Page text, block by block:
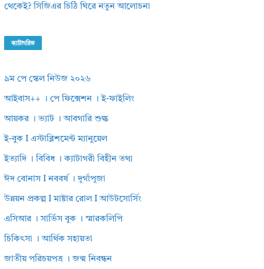
থেকেই? সিজিএর চিঠি ঘিরে নতুন আলোচনা
ক্যাটাগরিজ
৯ম পে স্কেল নিউজ ২০২৬
আইবাস++ । পে ফিক্সেশন । ই-ফাইলিং
আয়কর । ভ্যাট । আবগারি শুল্ক
ই-বুক I এস্টাব্লিশমেন্ট ম্যানুয়েল
ইত্যাদি । বিবিধ । ক্যাটাগরী বিহীন তথ্য
ঈদ বোনাস I নববর্ষ । দূর্গাপূজা
উন্নয়ন প্রকল্প I মাষ্টার রোল I আউটসোর্সিং
এসিআর । সার্ভিস বুক । স্মারকলিপি
চিকিৎসা । আর্থিক সহায়তা
জাতীয় পরিচয়পত্র । জন্ম নিবন্ধন